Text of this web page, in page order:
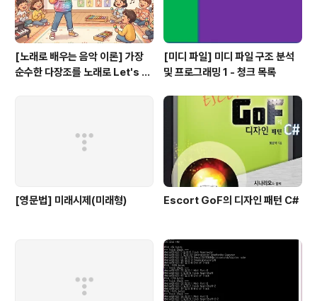
[노래로 배우는 음악 이론] 가장
순수한 다장조를 노래로 Let's G
[미디 파일] 미디 파일 구조 분석
및 프로그래밍 1 - 청크 목록
[영문법] 미래시제(미래형) Escort GoF의 디자인 패턴 C#